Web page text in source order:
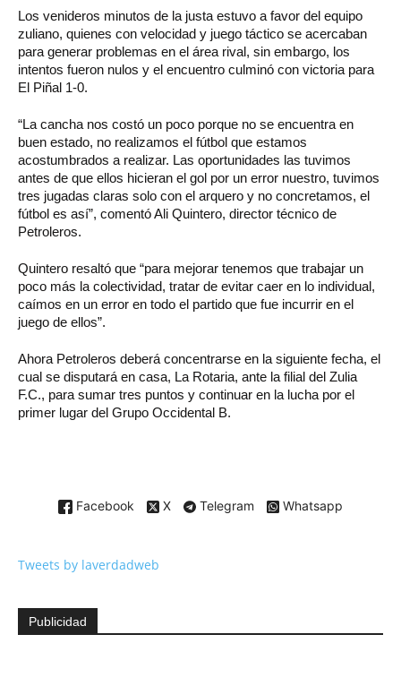
Los venideros minutos de la justa estuvo a favor del equipo
zuliano, quienes con velocidad y juego táctico se acercaban
para generar problemas en el área rival, sin embargo, los
intentos fueron nulos y el encuentro culminó con victoria para
El Piñal 1-0.
“La cancha nos costó un poco porque no se encuentra en
buen estado, no realizamos el fútbol que estamos
acostumbrados a realizar. Las oportunidades las tuvimos
antes de que ellos hicieran el gol por un error nuestro, tuvimos
tres jugadas claras solo con el arquero y no concretamos, el
fútbol es así”, comentó Ali Quintero, director técnico de
Petroleros.
Quintero resaltó que “para mejorar tenemos que trabajar un
poco más la colectividad, tratar de evitar caer en lo individual,
caímos en un error en todo el partido que fue incurrir en el
juego de ellos”.
Ahora Petroleros deberá concentrarse en la siguiente fecha, el
cual se disputará en casa, La Rotaria, ante la filial del Zulia
F.C., para sumar tres puntos y continuar en la lucha por el
primer lugar del Grupo Occidental B.
Facebook X Telegram Whatsapp
Tweets by laverdadweb
Publicidad